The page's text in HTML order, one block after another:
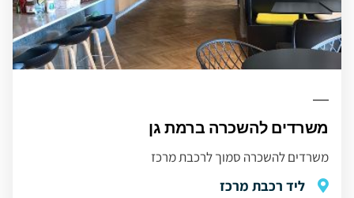
משרדים להשכרה ברמת גן
משרדים להשכרה סמוך לרכבת מרכז
ליד רכבת מרכז